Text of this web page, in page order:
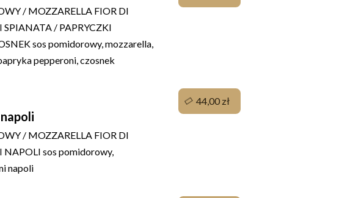
/ MOZZARELLA FIOR DI
SPIANATA / PAPRYCZKI
sos pomidorowy, mozzarella,
pepperoni, czosnek
/ MOZZARELLA FIOR DI
NAPOLI sos pomidorowy,
napoli